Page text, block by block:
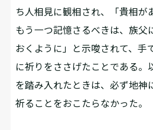
ち人相見に観相され、「貴相が
もう一つ記憶さるべきは、族父
おくように」と示唆されて、手
に祈りをささげたことである。
を踏み入れたときは、必ず地神
祈ることをおこたらなかった。